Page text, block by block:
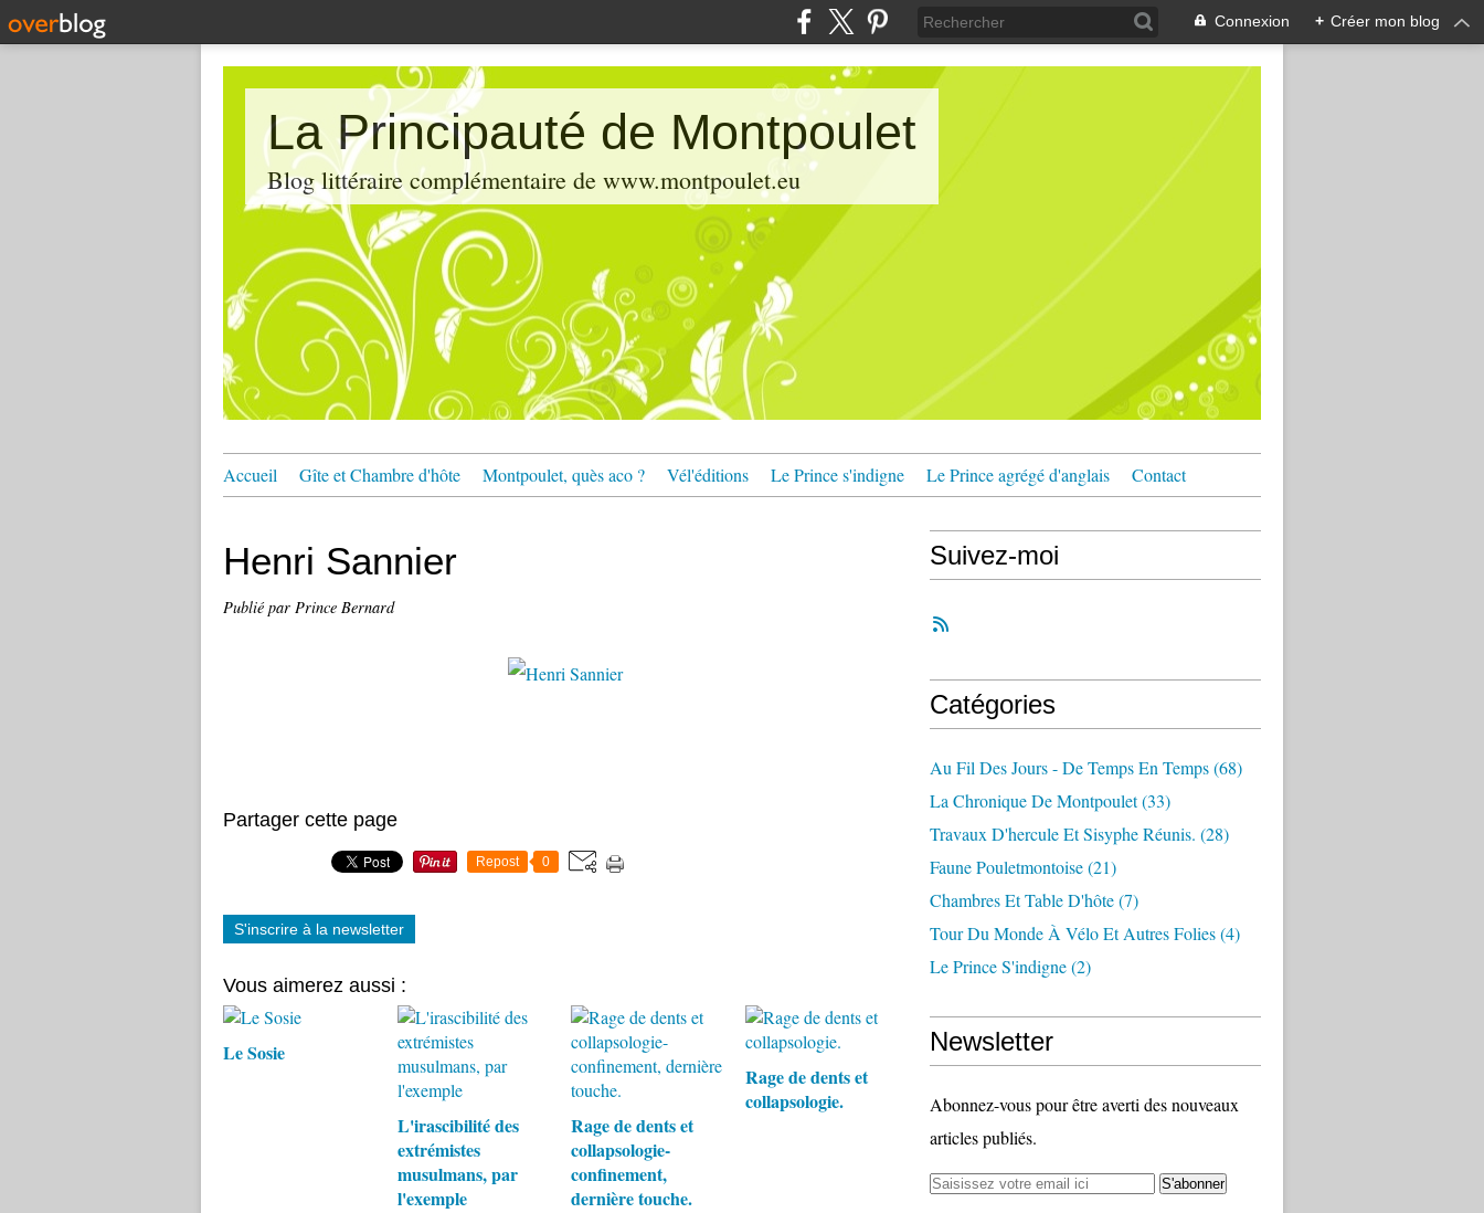
Connexion + Créer mon blog
La Principauté de Montpoulet
Blog littéraire complémentaire de www.montpoulet.eu
Accueil Gîte et Chambre d'hôte Montpoulet, quès aco ? Vél'éditions Le Prince s'indigne Le Prince agrégé d'anglais Contact
Henri Sannier
Publié par Prince Bernard
Partager cette page
Repost 0
S'inscrire à la newsletter
Vous aimerez aussi :
Le Sosie
L'irascibilité des
extrémistes
musulmans, par
l'exemple
Rage de dents et
collapsologie-
confinement,
dernière touche.
Rage de dents et
collapsologie.
Suivez-moi
Catégories
Au Fil Des Jours - De Temps En Temps(68)
La Chronique De Montpoulet(33)
Travaux D'hercule Et Sisyphe Réunis. (28)
Faune Pouletmontoise(21)
Chambres Et Table D'hôte(7)
Tour Du Monde À Vélo Et Autres Folies(4)
Le Prince S'indigne(2)
Newsletter
Abonnez-vous pour être averti des nouveaux
articles publiés.